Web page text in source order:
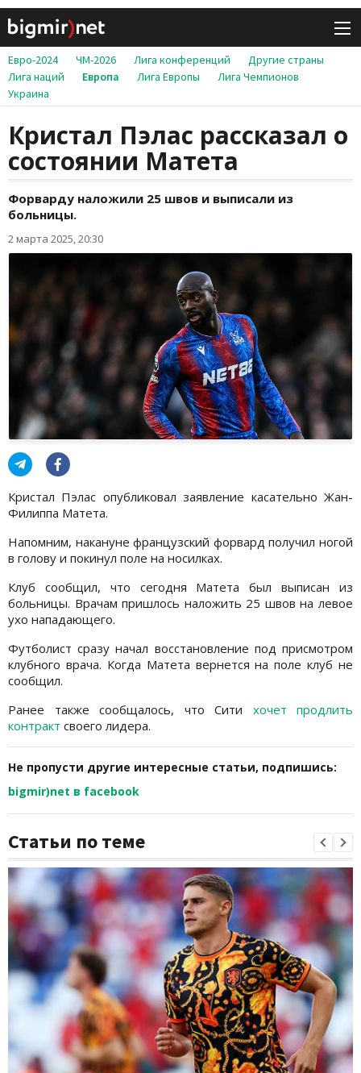
Евро-2024 ЧМ-2026 Лига конференций
Другие страны
Лига наций
Европа Лига Европы
Лига Чемпионов
Украина
Кристал Пэлас рассказал о
состоянии Матета
Форварду наложили 25 швов и выписали из
больницы.
2 марта 2025, 20:30
Кристал Пэлас опубликовал заявление касательно Жан-
Филиппа Матета.
Напомним, накануне французский форвард получил ногой
в голову и покинул поле на носилках.
Клуб сообщил, что сегодня Матета был выписан из
больницы. Врачам пришлось наложить 25 швов на левое
ухо нападающего.
Футболист сразу начал восстановление под присмотром
клубного врача. Когда Матета вернется на поле клуб не
сообщил.
Ранее также сообщалось, что Сити хочет продлить
контракт своего лидера.
Не пропусти другие интересные статьи, подпишись:
bigmir)net в facebook
Статьи по теме